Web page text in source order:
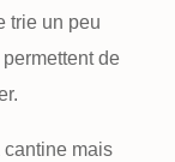
trie un peu
de
mais